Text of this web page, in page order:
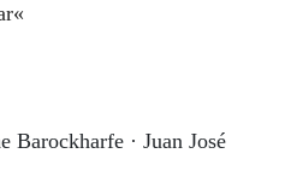
Barockharfe · Juan José